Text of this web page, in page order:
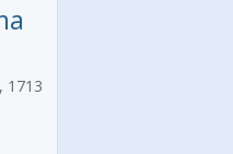
1713